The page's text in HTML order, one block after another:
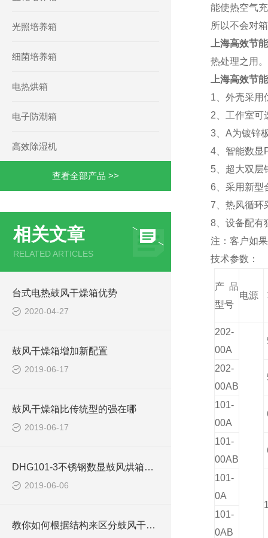
光照培养箱
细菌培养箱
电热烘箱
电子防潮箱
高效除湿机
查看全部产品 >>
相关文章
RELATED ARTICLES
台式电热鼓风干燥箱优势
2020-04-27
鼓风干燥箱增加新配置
2019-06-17
鼓风干燥箱比传统型的强在哪
2019-06-17
DHG101-3不锈钢数显鼓风烘箱使用注意事项
2019-06-06
教你如何根据结构来区分鼓风干燥箱
能使热空气
所以不会对
上海高效节
热处理之用。
上海高效节
1、外壳采用
2、工作室可
3、A为镀锌
4、 智能数显
5、超大双层
6、采用新型
7、热风循环
8、设备配有
注：客户如
技术参数：
产品
型号
电源
202-
00A
202-
00AB
101-
00A
101-
00AB
101-
0A
101-
0AB